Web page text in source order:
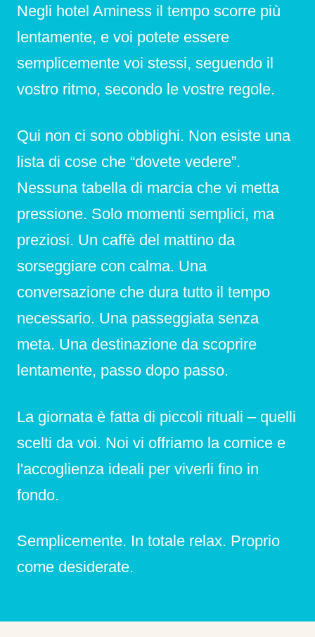
Negli hotel Aminess il tempo scorre più
lentamente, e voi potete essere
semplicemente voi stessi, seguendo il
vostro ritmo, secondo le vostre regole.
Qui non ci sono obblighi. Non esiste una
lista di cose che “dovete vedere”.
Nessuna tabella di marcia che vi metta
pressione. Solo momenti semplici, ma
preziosi. Un caffè del mattino da
sorseggiare con calma. Una
conversazione che dura tutto il tempo
necessario. Una passeggiata senza
meta. Una destinazione da scoprire
lentamente, passo dopo passo.
La giornata è fatta di piccoli rituali – quelli
scelti da voi. Noi vi offriamo la cornice e
l'accoglienza ideali per viverli fino in
fondo.
Semplicemente. In totale relax. Proprio
come desiderate.